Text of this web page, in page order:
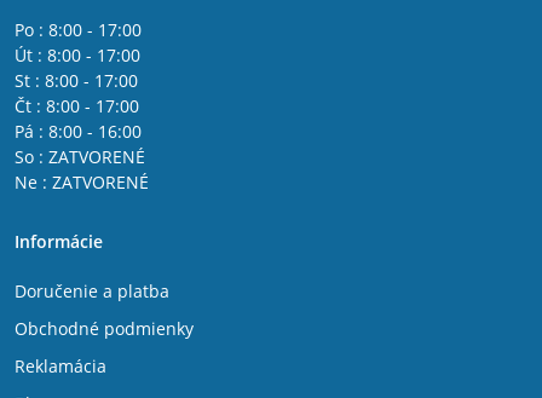
Po : 8:00 - 17:00
Út : 8:00 - 17:00
St : 8:00 - 17:00
Čt : 8:00 - 17:00
Pá : 8:00 - 16:00
So : ZATVORENÉ
Ne : ZATVORENÉ
Informácie
Doručenie a platba
Obchodné podmienky
Reklamácia